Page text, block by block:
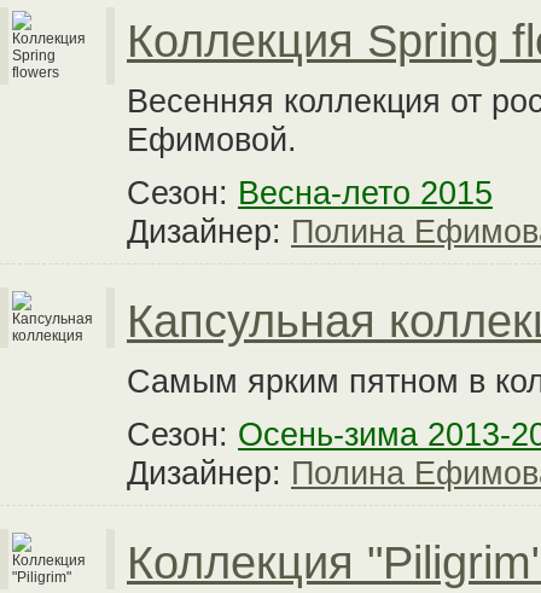
Коллекция Spring
Весенняя коллекция от
Ефимовой.
Сезон: Весна-лето 2015
Дизайнер: Полина
Капсульная
Самым ярким пятном в
Сезон: Осень-зима 2013-
Дизайнер: Полина
Коллекция